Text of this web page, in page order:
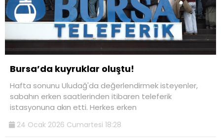
Bursa’da kuyruklar oluştu!
Hafta sonunu Uludağ'da değerlendirmek isteyenler,
sabahın erken saatlerinden itibaren teleferik
istasyonuna akın etti. Herkes erken
24 Ocak 2026 Cumartesi 18:28